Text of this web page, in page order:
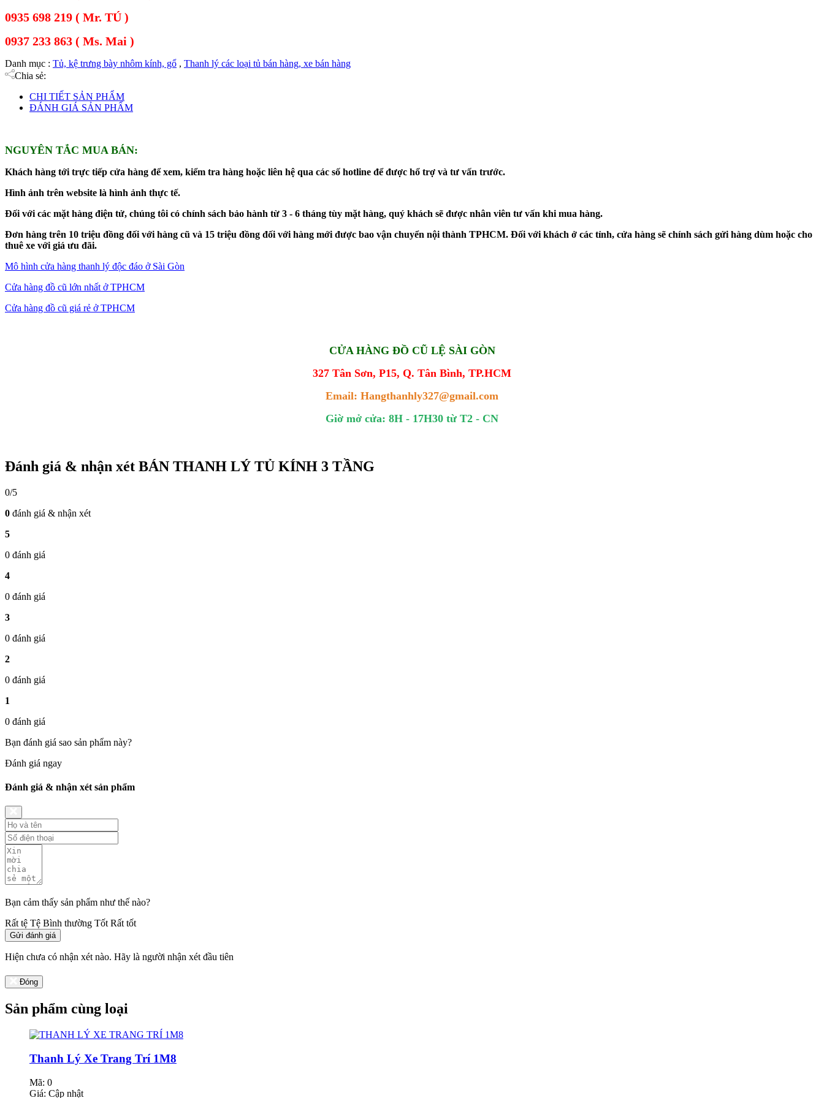
0935 698 219 ( Mr. TÚ )
0937 233 863 ( Ms. Mai )
Danh mục : Tủ, kệ trưng bày nhôm kính, gổ , Thanh lý các loại tủ bán hàng, xe bán hàng
Chia sẻ:
CHI TIẾT SẢN PHẨM
ĐÁNH GIÁ SẢN PHẨM
NGUYÊN TẮC MUA BÁN:
Khách hàng tới trực tiếp cửa hàng để xem, kiểm tra hàng hoặc liên hệ qua các số hotline để được hổ trợ và tư vấn trước.
Hình ảnh trên website là hình ảnh thực tế.
Đối với các mặt hàng điện tử, chúng tôi có chính sách bảo hành từ 3 - 6 tháng tùy mặt hàng, quý khách sẽ được nhân viên tư vấn khi mua hàng.
Đơn hàng trên 10 triệu đồng đối với hàng cũ và 15 triệu đồng đối với hàng mới được bao vận chuyển nội thành TPHCM. Đối với khách ở các tỉnh, cửa hàng sẽ chính sách gửi hàng dùm hoặc cho
thuê xe với giá ưu đãi.
Mô hình cửa hàng thanh lý độc đáo ở Sài Gòn
Cửa hàng đồ cũ lớn nhất ở TPHCM
Cửa hàng đồ cũ giá rẻ ở TPHCM
CỬA HÀNG ĐỒ CŨ LỆ SÀI GÒN
327 Tân Sơn, P15, Q. Tân Bình, TP.HCM
Email: Hangthanhly327@gmail.com
Giờ mở cửa: 8H - 17H30 từ T2 - CN
Đánh giá & nhận xét BÁN THANH LÝ TỦ KÍNH 3 TẦNG
0/5
0 đánh giá & nhận xét
5
0 đánh giá
4
0 đánh giá
3
0 đánh giá
2
0 đánh giá
1
0 đánh giá
Bạn đánh giá sao sản phẩm này?
Đánh giá ngay
Đánh giá & nhận xét sản phẩm
Bạn cảm thấy sản phẩm như thế nào?
Rất tệ Tệ Bình thường Tốt Rất tốt
Gửi đánh giá
Hiện chưa có nhận xét nào. Hãy là người nhận xét đầu tiên
Đóng
Sản phẩm cùng loại
Thanh Lý Xe Trang Trí 1M8
Mã: 0
Giá: Cập nhật